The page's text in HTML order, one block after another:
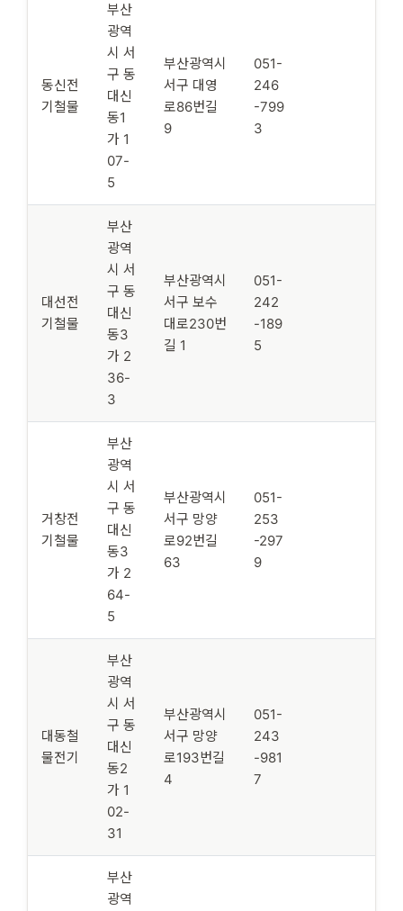
동신전
기철물
부산
광역
시 서
구 동
대신
동1
가 1
07-
5
부산광역시
서구 대영
로86번길
9
051-
246
-799
3
대선전
기철물
부산
광역
시 서
구 동
대신
동3
가 2
36-
3
부산광역시
서구 보수
대로230번
길 1
051-
242
-189
5
거창전
기철물
부산
광역
시 서
구 동
대신
동3
가 2
64-
5
부산광역시
서구 망양
로92번길
63
051-
253
-297
9
대동철
물전기
부산
광역
시 서
구 동
대신
동2
가 1
02-
31
부산광역시
서구 망양
로193번길
4
051-
243
-981
7
부산
광역